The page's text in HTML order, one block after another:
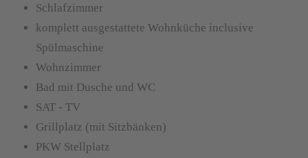
Schlafzimmer
komplett ausgestattete Wohnküche inclusive
Spülmaschine
Wohnzimmer
Bad mit Dusche und WC
SAT - TV
Grillplatz (mit Sitzbänken)
PKW Stellplatz